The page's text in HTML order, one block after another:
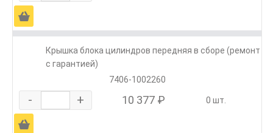
Ä
Крышка блока цилиндров передняя в сборе (ремонт
с гарантией)
7406-1002260
- + 10 377 ₽ 0 шт.
Ä